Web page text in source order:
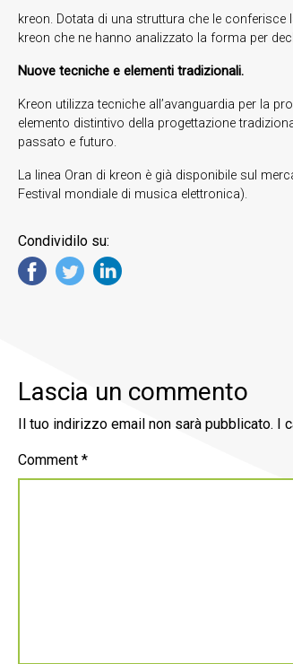
kreon. Dotata di una struttura che le
kreon che ne hanno analizzato la forma per
Nuove tecniche e elementi tradizionali.
Kreon utilizza tecniche all’avanguardia per la
elemento distintivo della progettazione
passato e futuro.
La linea Oran di kreon è già disponibile sul
Festival mondiale di musica elettronica).
Condividilo su:
Lascia un commento
Il tuo indirizzo email non sarà pubblicato. I
Comment *